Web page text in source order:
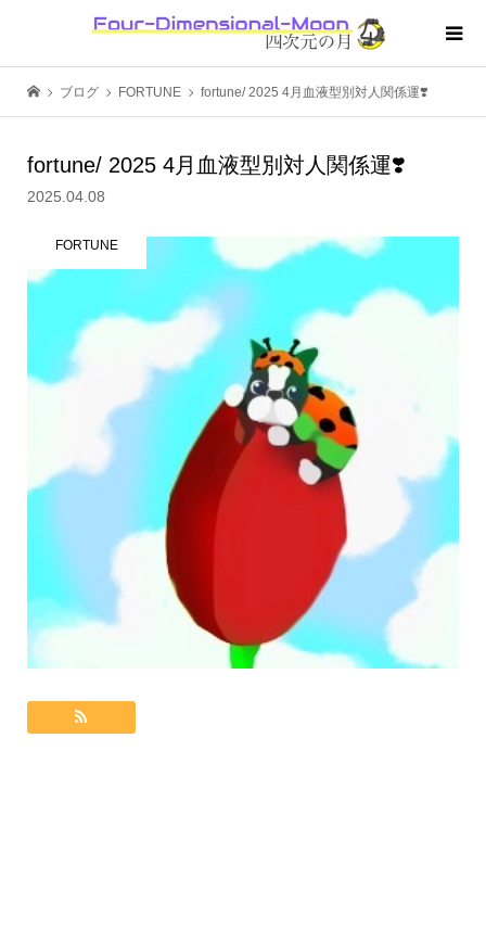
ブログ FORTUNE fortune/ 2025 4月血液型別対人関係運❣️
fortune/ 2025 4月血液型別対人関係運❣️
2025.04.08
FORTUNE